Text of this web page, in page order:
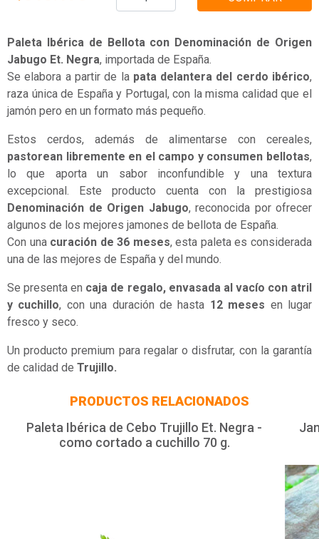
Paleta Ibérica de Bellota con Denominación de Origen
Jabugo Et. Negra, importada de España.
Se elabora a partir de la pata delantera del cerdo ibérico,
raza única de España y Portugal, con la misma calidad que el
jamón pero en un formato más pequeño.
Estos cerdos, además de alimentarse con cereales,
pastorean libremente en el campo y consumen bellotas,
lo que aporta un sabor inconfundible y una textura
excepcional. Este producto cuenta con la prestigiosa
Denominación de Origen Jabugo, reconocida por ofrecer
algunos de los mejores jamones de bellota de España.
Con una curación de 36 meses, esta paleta es considerada
una de las mejores de España y del mundo.
Se presenta en caja de regalo, envasada al vacío con atril
y cuchillo, con una duración de hasta 12 meses en lugar
fresco y seco.
Un producto premium para regalar o disfrutar, con la garantía
de calidad de Trujillo.
PRODUCTOS RELACIONADOS
Paleta Ibérica de Cebo Trujillo Et. Negra -
como cortado a cuchillo 70 g.